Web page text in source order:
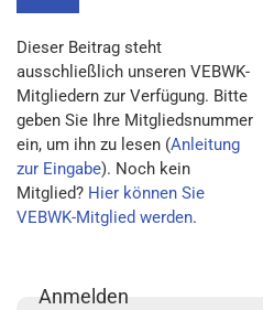
Dieser Beitrag steht
ausschließlich unseren VEBWK-
Mitgliedern zur Verfügung. Bitte
geben Sie Ihre Mitgliedsnummer
ein, um ihn zu lesen (Anleitung
zur Eingabe). Noch kein
Mitglied? Hier können Sie
VEBWK-Mitglied werden.
Anmelden